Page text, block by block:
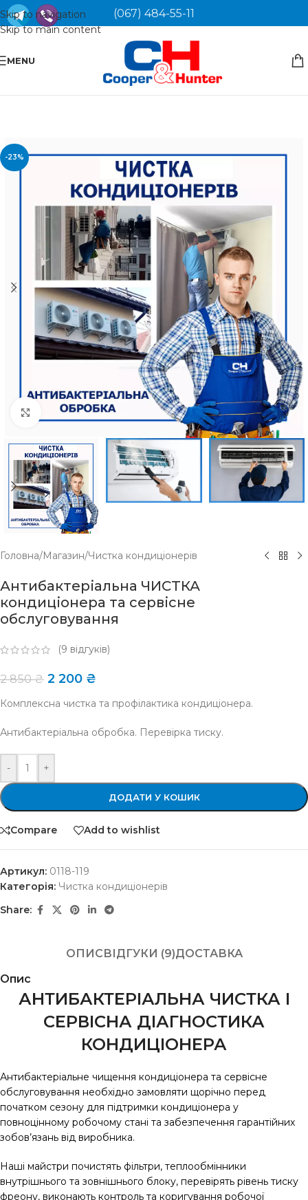
Skip to navigation
Skip to main content
(067) 484-55-11
MENU
-23%
Click to enlarge
Головна/Магазин/Чистка кондиціонерів
Антибактеріальна ЧИСТКА
кондиціонера та сервісне
обслуговування
(9 відгуків)
2 850₴ 2 200 ₴
Комплексна чистка та профілактика кондиціонера.
Антибактеріальна обробка. Перевірка тиску.
- +
ДОДАТИ У КОШИК
Compare Add to wishlist
Артикул: 0118-119
Категорія: Чистка кондиціонерів
Share:
ОПИСВІДГУКИ (9)ДОСТАВКА
Опис
АНТИБАКТЕРІАЛЬНА ЧИСТКА І
СЕРВІСНА ДІАГНОСТИКА
КОНДИЦІОНЕРА
Антибактеріальне чищення кондиціонера та сервісне
обслуговування необхідно замовляти щорічно перед
початком сезону для підтримки кондиціонера у
повноцінному робочому стані та забезпечення гарантійних
зобов’язань від виробника.
Наші майстри почистять фільтри, теплообмінники
внутрішнього та зовнішнього блоку, перевірять рівень тиску
фреону, виконають контроль та коригування робочої